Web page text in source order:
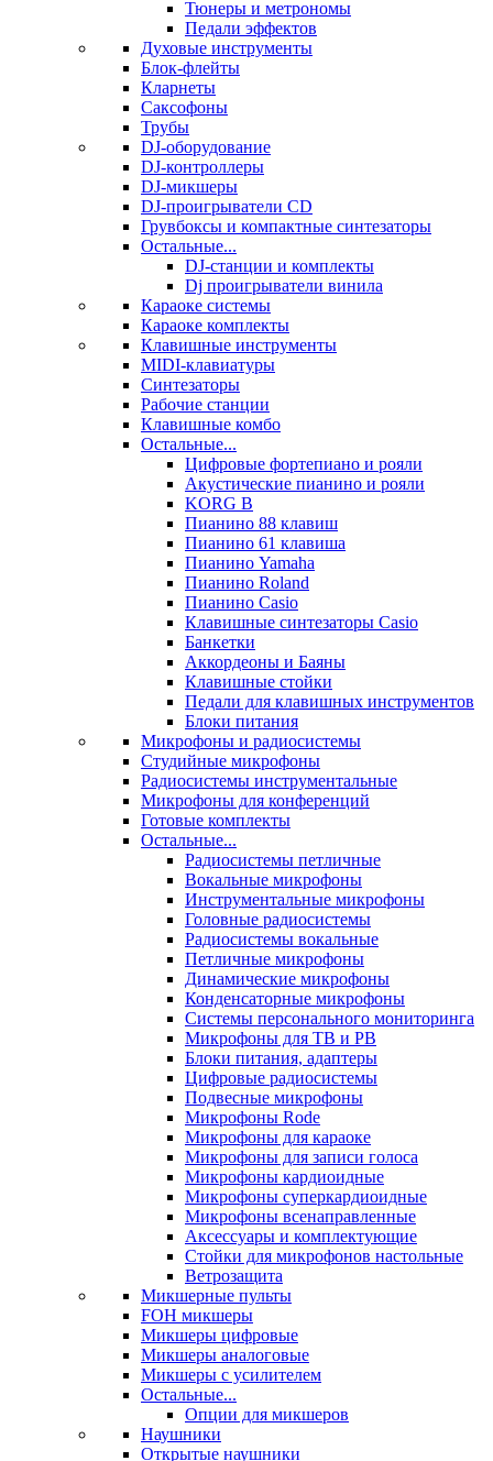
Тюнеры и метрономы
Педали эффектов
Духовые инструменты
Блок-флейты
Кларнеты
Саксофоны
Трубы
DJ-оборудование
DJ-контроллеры
DJ-микшеры
DJ-проигрыватели CD
Грувбоксы и компактные синтезаторы
Остальные...
DJ-станции и комплекты
Dj проигрыватели винила
Караоке системы
Караоке комплекты
Клавишные инструменты
MIDI-клавиатуры
Синтезаторы
Рабочие станции
Клавишные комбо
Остальные...
Цифровые фортепиано и рояли
Акустические пианино и рояли
KORG B
Пианино 88 клавиш
Пианино 61 клавиша
Пианино Yamaha
Пианино Roland
Пианино Casio
Клавишные синтезаторы Casio
Банкетки
Аккордеоны и Баяны
Клавишные стойки
Педали для клавишных инструментов
Блоки питания
Микрофоны и радиосистемы
Студийные микрофоны
Радиосистемы инструментальные
Микрофоны для конференций
Готовые комплекты
Остальные...
Радиосистемы петличные
Вокальные микрофоны
Инструментальные микрофоны
Головные радиосистемы
Радиосистемы вокальные
Петличные микрофоны
Динамические микрофоны
Конденсаторные микрофоны
Системы персонального мониторинга
Микрофоны для ТВ и РВ
Блоки питания, адаптеры
Цифровые радиосистемы
Подвесные микрофоны
Микрофоны Rode
Микрофоны для караоке
Микрофоны для записи голоса
Микрофоны кардиоидные
Микрофоны суперкардиоидные
Микрофоны всенаправленные
Аксессуары и комплектующие
Стойки для микрофонов настольные
Ветрозащита
Микшерные пульты
FOH микшеры
Микшеры цифровые
Микшеры аналоговые
Микшеры с усилителем
Остальные...
Опции для микшеров
Наушники
Открытые наушники